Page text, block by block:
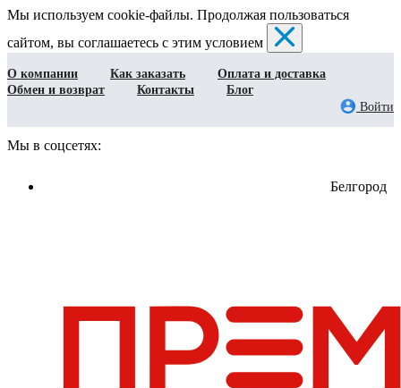
Мы используем cookie-файлы. Продолжая пользоваться
сайтом, вы соглашаетесь с этим условием
О компании Как заказать
Оплата и доставка
Обмен и возврат
Контакты
Блог
Войти
Мы в соцсетях:
Белгород